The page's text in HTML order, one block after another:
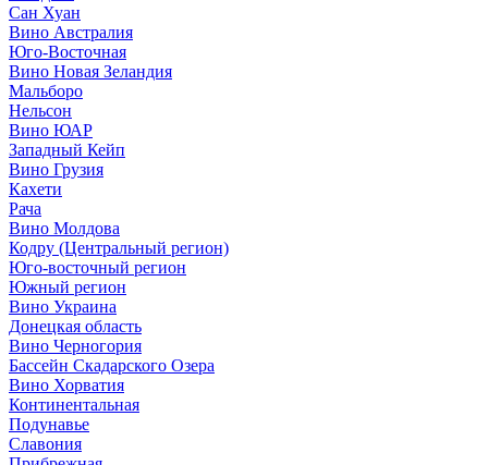
Сан Хуан
Вино Австралия
Юго-Восточная
Вино Новая Зеландия
Мальборо
Нельсон
Вино ЮАР
Западный Кейп
Вино Грузия
Кахети
Рача
Вино Молдова
Кодру (Центральный регион)
Юго-восточный регион
Южный регион
Вино Украина
Донецкая область
Вино Черногория
Бассейн Скадарского Озера
Вино Хорватия
Континентальная
Подунавье
Славония